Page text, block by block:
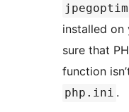
jpegoptim
installed on
sure that
function
php.ini .